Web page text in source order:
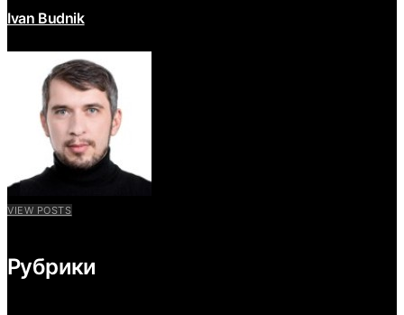
Ivan Budnik
VIEW POSTS
Рубрики